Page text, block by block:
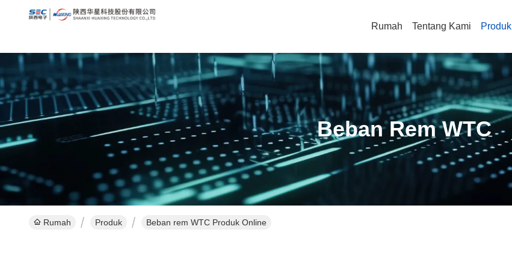
Rumah Tentang Kami Produk
Beban Rem WTC
Rumah Produk Beban rem WTC Produk Online